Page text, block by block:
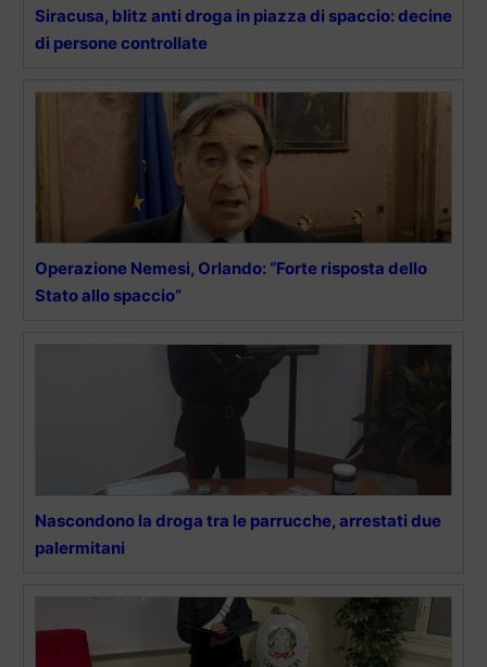
Siracusa, blitz anti droga in piazza di spaccio: decine
di persone controllate
Operazione Nemesi, Orlando: “Forte risposta dello
Stato allo spaccio”
Nascondono la droga tra le parrucche, arrestati due
palermitani